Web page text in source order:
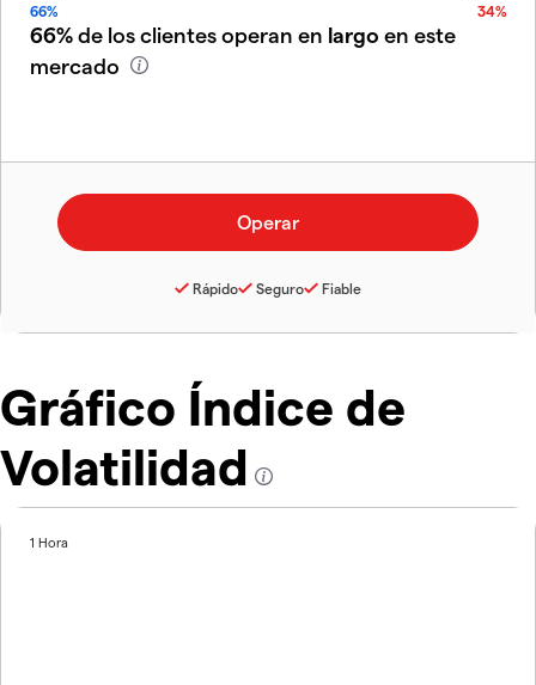
Gráfico Índice de
Volatilidad
1 Hora
66%
34%
66%de los clientes operan en largo en este
mercado
Rápido Seguro Fiable